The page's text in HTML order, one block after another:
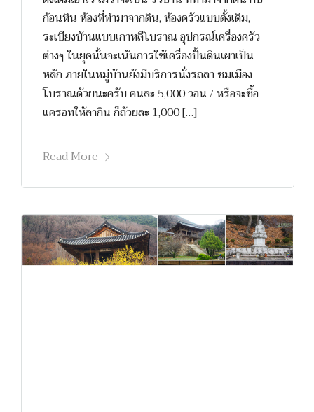
ก้อนหิน ห้องที่ทำมาจากดิน, ห้องครัวแบบดั้งเดิม,
ระเบียงบ้านแบบเกาหลีโบราณ อุปกรณ์เครื่องครัว
ต่างๆ ในยุคนั้นจะเน้นการใช้เครื่องปั้นดินเผาเป็น
หลัก ภายในหมู่บ้านยังมีบริการนั่งรถลา ชมเมือง
โบราณด้วยนะครับ คนละ 5,000 วอน / หรือจะซื้อ
แครอทให้ลากิน ก็ถ้วยละ 1,000 […]
Read More